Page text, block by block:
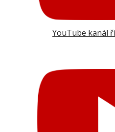
YouTube kanál